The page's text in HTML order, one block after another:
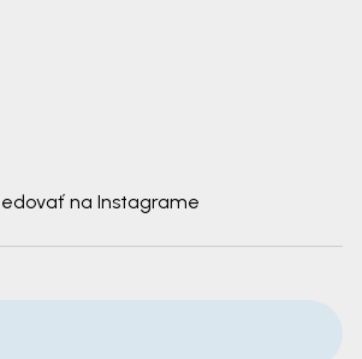
na Instagrame